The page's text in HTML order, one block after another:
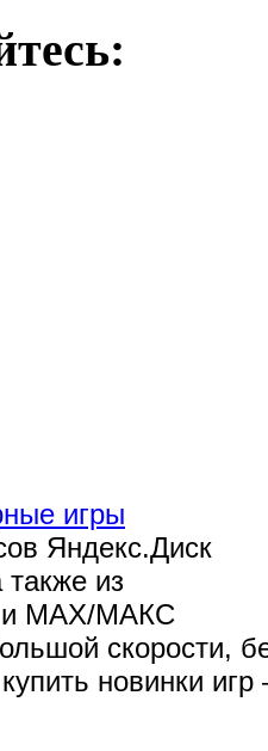
игры
Яндекс.Диск
из
и MAX/МАКС
скорости,
новинки